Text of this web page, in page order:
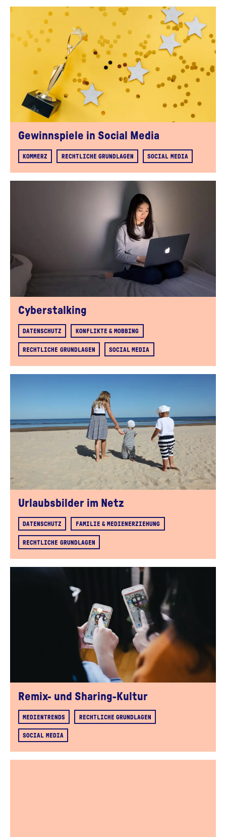
Gewinnspiele in Social Media
KOMMERZ RECHTLICHE GRUNDLAGEN SOCIAL MEDIA
Cyberstalking
DATENSCHUTZ KONFLIKTE & MOBBING
RECHTLICHE GRUNDLAGEN SOCIAL MEDIA
Urlaubsbilder im Netz
DATENSCHUTZ FAMILIE & MEDIENERZIEHUNG
RECHTLICHE GRUNDLAGEN
Remix- und Sharing-Kultur
MEDIENTRENDS RECHTLICHE GRUNDLAGEN
SOCIAL MEDIA